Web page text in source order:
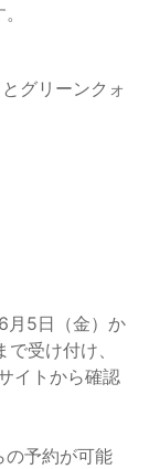
グリーンクォ
月5日（金）か
受け付け、
イトから確認
の予約が可能